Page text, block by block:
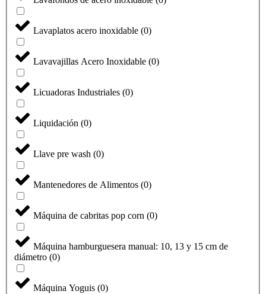
Lavaplatos acero inoxidable (0)
Lavavajillas Acero Inoxidable (0)
Licuadoras Industriales (0)
Liquidación (0)
Llave pre wash (0)
Mantenedores de Alimentos (0)
Máquina de cabritas pop corn (0)
Máquina hamburguesera manual: 10, 13 y 15 cm de
diámetro (0)
Máquina Yoguis (0)